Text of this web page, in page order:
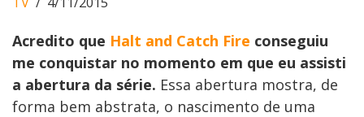
Acredito que Halt and Catch Fire conseguiu
me conquistar no momento em que eu assisti
a abertura da série. Essa abertura mostra, de
forma bem abstrata, o nascimento de uma